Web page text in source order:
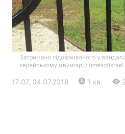
Затримано підозрюваного у
єврейському цвинтарі /
17:07, 04.07.2018 1 хв.